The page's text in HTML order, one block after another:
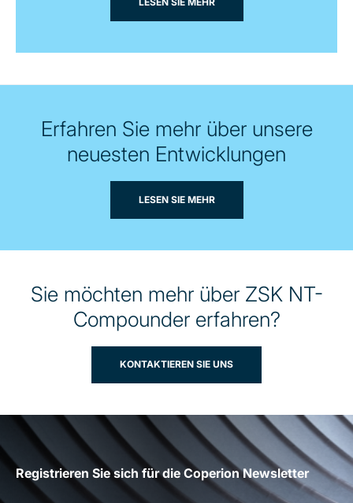
Erfahren Sie mehr über unsere
neuesten Entwicklungen
LESEN SIE MEHR
Sie möchten mehr über ZSK NT-
Compounder erfahren?
KONTAKTIEREN SIE UNS
Registrieren Sie sich für die Coperion Newsletter